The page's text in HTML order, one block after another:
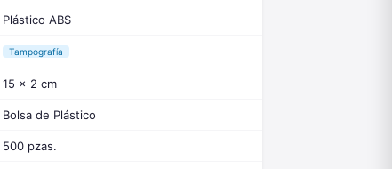
Plástico ABS
Tampografía
15 x 2 cm
Bolsa de Plástico
500 pzas.